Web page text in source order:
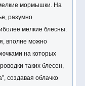
мормышки. На
разумно
мелкие блесны.
вполне можно
на которых
таких блесен,
создавая облачко